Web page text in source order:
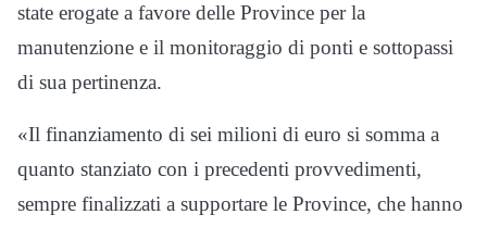
state erogate a favore delle Province per la
manutenzione e il monitoraggio di ponti e sottopassi
di sua pertinenza.
«Il finanziamento di sei milioni di euro si somma a
quanto stanziato con i precedenti provvedimenti,
sempre finalizzati a supportare le Province, che hanno